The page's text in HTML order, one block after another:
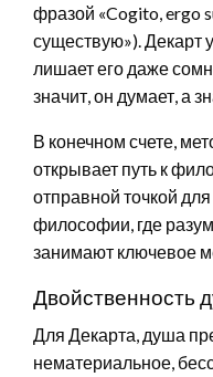
фразой «Cogito, ergo
существую»). Декарт
лишает его даже
значит, он думает, а
В конечном счете,
открывает путь к
отправной точкой
философии, где
занимают ключевое
Двойственность
Для Декарта, душа
нематериальное,